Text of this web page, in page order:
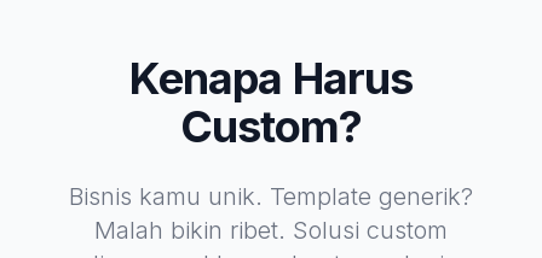
Kenapa Harus
Custom?
Bisnis kamu unik. Template generik?
Malah bikin ribet. Solusi custom